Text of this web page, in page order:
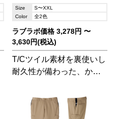
Size
S〜XXL
Color
全2色
ラブラボ価格 3,278円 〜
3,630円(税込)
T/Cツイル素材を裏使いし
耐久性が備わった、かろ
トのオープンカラーシャ
ツです。